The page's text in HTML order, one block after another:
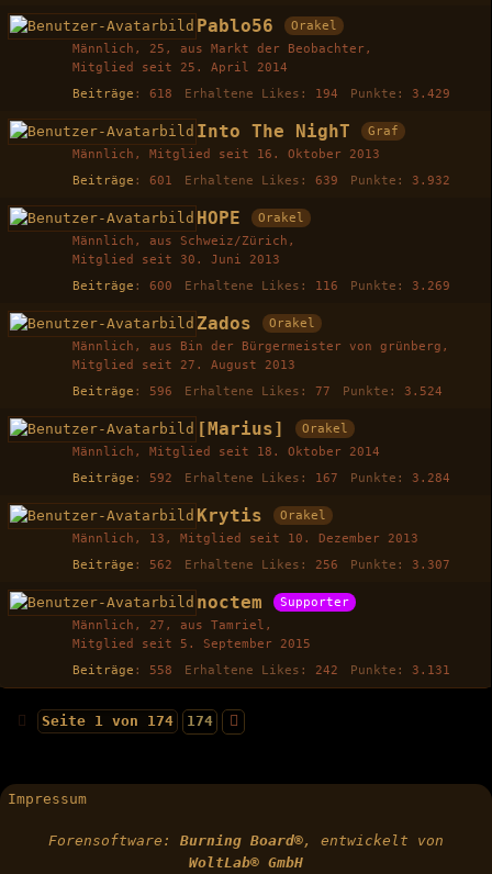
Pablo56
Orakel
Männlich
25
aus Markt der Beobachter
Mitglied seit 25. April 2014
Beiträge
618 Erhaltene Likes 194 Punkte 3.429
Into The NighT
Graf
Männlich
Mitglied seit 16. Oktober 2013
Beiträge
601 Erhaltene Likes 639 Punkte 3.932
HOPE
Orakel
Männlich
aus Schweiz/Zürich
Mitglied seit 30. Juni 2013
Beiträge
600 Erhaltene Likes 116 Punkte 3.269
Zados
Orakel
Männlich
aus Bin der Bürgermeister von grünberg
Mitglied seit 27. August 2013
Beiträge
596 Erhaltene Likes 77 Punkte 3.524
[Marius]
Orakel
Männlich
Mitglied seit 18. Oktober 2014
Beiträge
592 Erhaltene Likes 167 Punkte 3.284
Krytis
Orakel
Männlich
13
Mitglied seit 10. Dezember 2013
Beiträge
562 Erhaltene Likes 256 Punkte 3.307
noctem
Supporter
Männlich
27
aus Tamriel
Mitglied seit 5. September 2015
Beiträge
558 Erhaltene Likes 242 Punkte 3.131
Seite 1 von 174 174
Impressum
Forensoftware: Burning Board®, entwickelt von
WoltLab® GmbH